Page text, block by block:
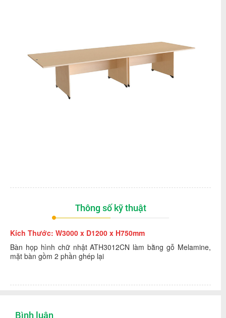
Thông số kỹ thuật
Kích Thước: W3000 x D1200 x H750mm
Bàn họp hình chữ nhật ATH3012CN làm bằng gỗ Melamine,
mặt bàn gồm 2 phần ghép lại
Bình luận